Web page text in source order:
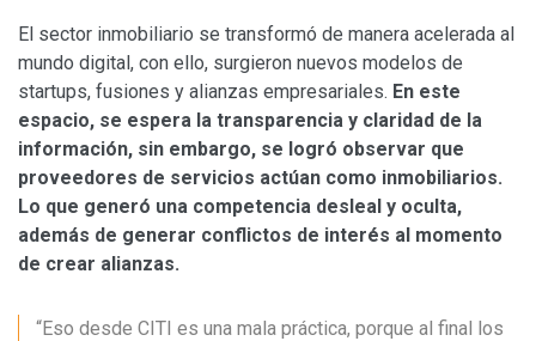
El sector inmobiliario se transformó de manera acelerada al
mundo digital, con ello, surgieron nuevos modelos de
startups, fusiones y alianzas empresariales. En este
espacio, se espera la transparencia y claridad de la
información, sin embargo, se logró observar que
proveedores de servicios actúan como inmobiliarios.
Lo que generó una competencia desleal y oculta,
además de generar conflictos de interés al momento
de crear alianzas.
“Eso desde CITI es una mala práctica, porque al final los